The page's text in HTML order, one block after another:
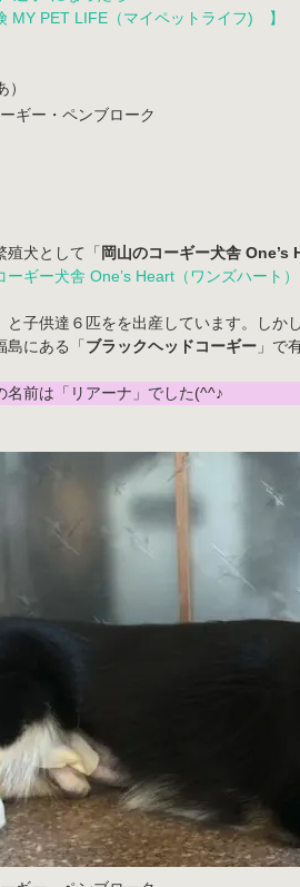
MY PET LIFE（マイペットライフ) 】
ギー・ペンブローク
殖犬として「 岡山のコーギー犬舎 One’s
ーギー犬舎 One’s Heart（ワンズハート
と子供達６匹をを出産しています。し
島にある「 ブラックヘッドコーギー 」で
名前は「 リアーナ 」でした(^^♪